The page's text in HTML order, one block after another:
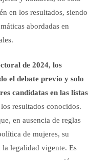
en los resultados, siendo
abordadas en
de 2024, los
el debate previo y solo
candidatas en las listas
resultados conocidos.
en ausencia de reglas
de mujeres, su
legalidad vigente. Es